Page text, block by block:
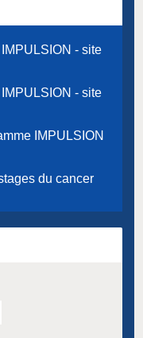
- site
- site
IMPULSION
du cancer